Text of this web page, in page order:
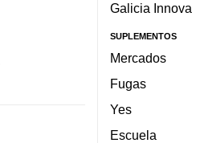
Galicia Innova
SUPLEMENTOS
Mercados
Fugas
Yes
Escuela